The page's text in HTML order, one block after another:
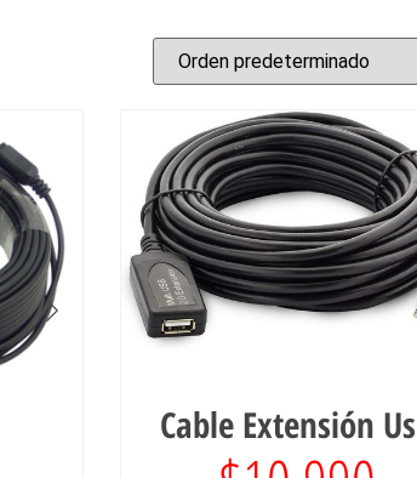
Cable Extensión